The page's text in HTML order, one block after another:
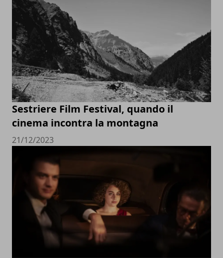
Sestriere Film Festival, quando il
cinema incontra la montagna
21/12/2023